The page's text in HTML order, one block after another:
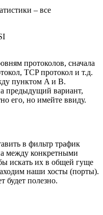
– все
протоколов, сначала
TCP протокол и т.д.
пунктом A и B.
предыдущий вариант,
его, но имейте ввиду.
в фильтр трафик
между конкретными
искать их в общей гуще
наши хосты (порты).
будет полезно.